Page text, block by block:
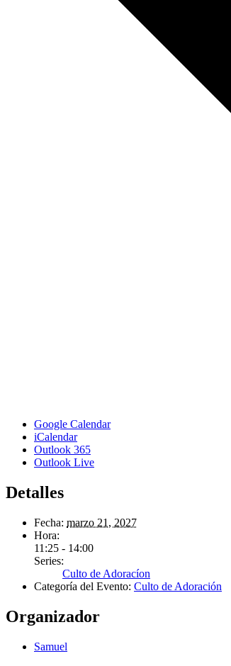
Google Calendar
iCalendar
Outlook 365
Outlook Live
Detalles
Fecha: marzo 21, 2027
Hora:
11:25 - 14:00
Series:
Culto de Adoracíon
Categoría del Evento: Culto de Adoración
Organizador
Samuel